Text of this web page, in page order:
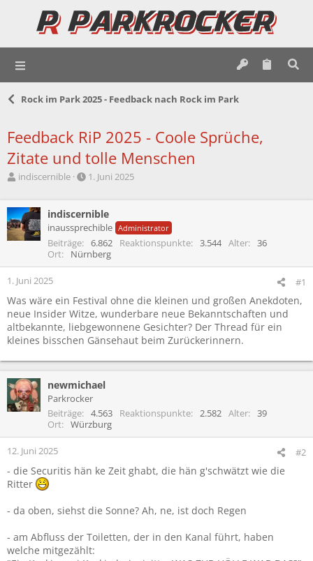
Rock im Park 2025 - Feedback nach Rock im Park
Feedback RiP 2025 - Coole Sprüche,
Zitate und tolle Menschen
E
t
e
l
e
r
indiscernible
E
t
e
l
t
1. Juni 2025
indiscernible
inaussprechible Administrator
Beiträge 6.862 Reaktionspunkte 3.544 Alter
36
Ort
Nürnberg
1. Juni 2025 #1
Was wäre ein Festival ohne die kleinen und großen Anekdoten,
neue Insider Witze, wunderbare neue Bekanntschaften und
altbekannte, liebgewonnene Gesichter? Der Thread für ein
kleines bisschen Gänsehaut beim Zurückerinnern.
newmichael
Parkrocker
Beiträge
4.563 Reaktionspunkte 2.582 Alter
39
Ort
Würzburg
12. Juni 2025 #2
- die Securitis hän ke Zeit ghabt, die hän g'schwätzt wie die
Ritter
- da oben, siehst die Sonne? Ah, ne, ist doch Regen
- am Abfluss der Toiletten, der in den Kanal führt, haben
welche mitgezählt: